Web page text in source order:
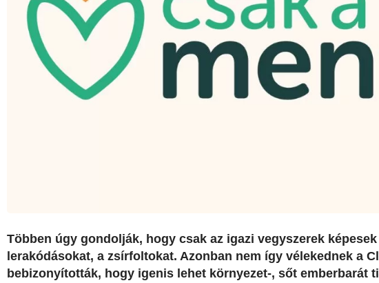
Többen úgy gondolják, hogy csak az igazi vegyszerek
lerakódásokat, a zsírfoltokat. Azonban nem így vélekednek a
bebizonyították, hogy igenis lehet környezet-, sőt emberbarát